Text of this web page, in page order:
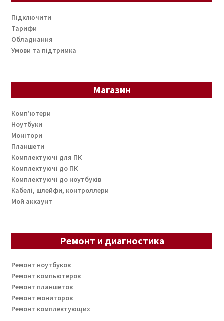
Підключити
Тарифи
Обладнання
Умови та підтримка
Магазин
Комп’ютери
Ноутбуки
Монітори
Планшети
Комплектуючі для ПК
Комплектуючі до ПК
Комплектуючі до ноутбуків
Кабелі, шлейфи, контроллери
Мой аккаунт
Ремонт и диагностика
Ремонт ноутбуков
Ремонт компьютеров
Ремонт планшетов
Ремонт мониторов
Ремонт комплектующих